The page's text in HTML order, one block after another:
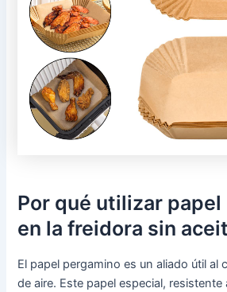
Por qué utilizar papel
en la freidora sin
El papel pergamino es un aliado útil al
de aire. Este papel especial, resistente